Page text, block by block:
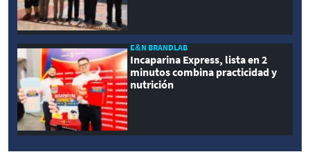
E&N BRANDLAB
Incaparina Express, lista en 2
minutos combina practicidad y
nutrición